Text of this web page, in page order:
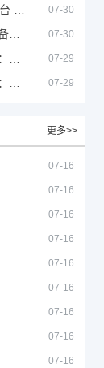
07-30
07-30
07-29
07-29
更多>>
07-16
07-16
07-16
07-16
07-16
07-16
07-16
07-16
07-16